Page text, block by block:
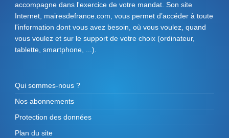
accompagne dans l'exercice de votre mandat. Son site
Internet, mairesdefrance.com, vous permet d’accéder à toute
l'information dont vous avez besoin, où vous voulez, quand
vous voulez et sur le support de votre choix (ordinateur,
tablette, smartphone, ...).
Qui sommes-nous ?
Nos abonnements
Protection des données
Plan du site